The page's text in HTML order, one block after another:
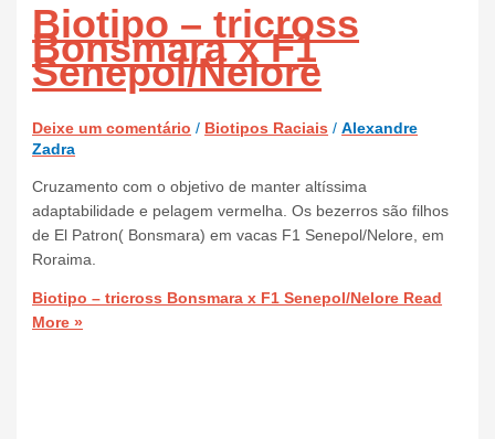
Biotipo – tricross
Bonsmara x F1
Senepol/Nelore
Deixe um comentário / Biotipos Raciais /Alexandre
Zadra
Cruzamento com o objetivo de manter altíssima
adaptabilidade e pelagem vermelha. Os bezerros são filhos
de El Patron( Bonsmara) em vacas F1 Senepol/Nelore, em
Roraima.
Biotipo – tricross Bonsmara x F1 Senepol/Nelore Read
More »